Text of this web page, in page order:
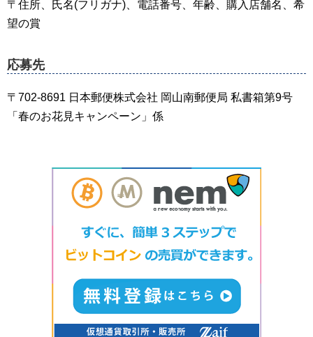
〒住所、氏名(フリガナ)、電話番号、年齢、購入店舗名、希
望の賞
応募先
〒702-8691 日本郵便株式会社 岡山南郵便局 私書箱第9号
「春のお花見キャンペーン」係